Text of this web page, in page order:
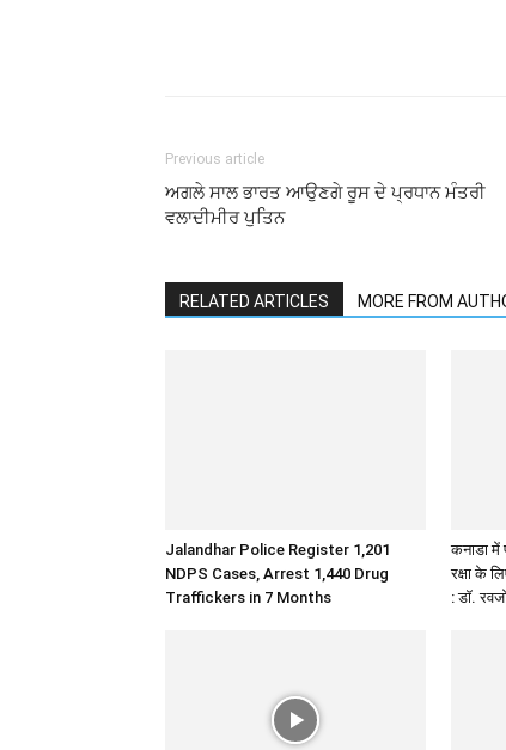
Previous article
ਅਗਲੇ ਸਾਲ ਭਾਰਤ ਆਉਣਗੇ ਰੂਸ ਦੇ ਪ੍ਰਧਾਨ ਮੰਤਰੀ
ਵਲਾਦੀਮੀਰ ਪੁਤਿਨ
RELATED ARTICLES MORE FROM
Jalandhar Police Register 1,201
NDPS Cases, Arrest 1,440 Drug
Traffickers in 7 Months
कनाडा में
रक्षा के
: डॉ.